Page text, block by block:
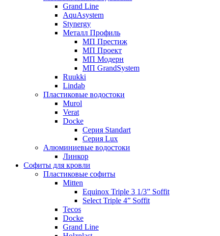
Grand Line
AquAsystem
Stynergy
Металл Профиль
МП Престиж
МП Проект
МП Модерн
МП GrandSystem
Ruukki
Lindab
Пластиковые водостоки
Murol
Verat
Docke
Серия Standart
Серия Lux
Алюминиевые водостоки
Линкор
Софиты для кровли
Пластиковые софиты
Mitten
Equinox Triple 3 1/3” Soffit
Select Triple 4” Soffit
Tecos
Docke
Grand Line